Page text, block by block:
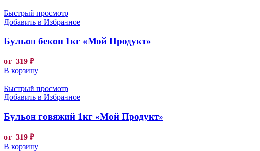
Быстрый просмотр
Добавить в Избранное
Бульон бекон 1кг «Мой Продукт»
от 319 ₽
В корзину
Быстрый просмотр
Добавить в Избранное
Бульон говяжий 1кг «Мой Продукт»
от 319 ₽
В корзину